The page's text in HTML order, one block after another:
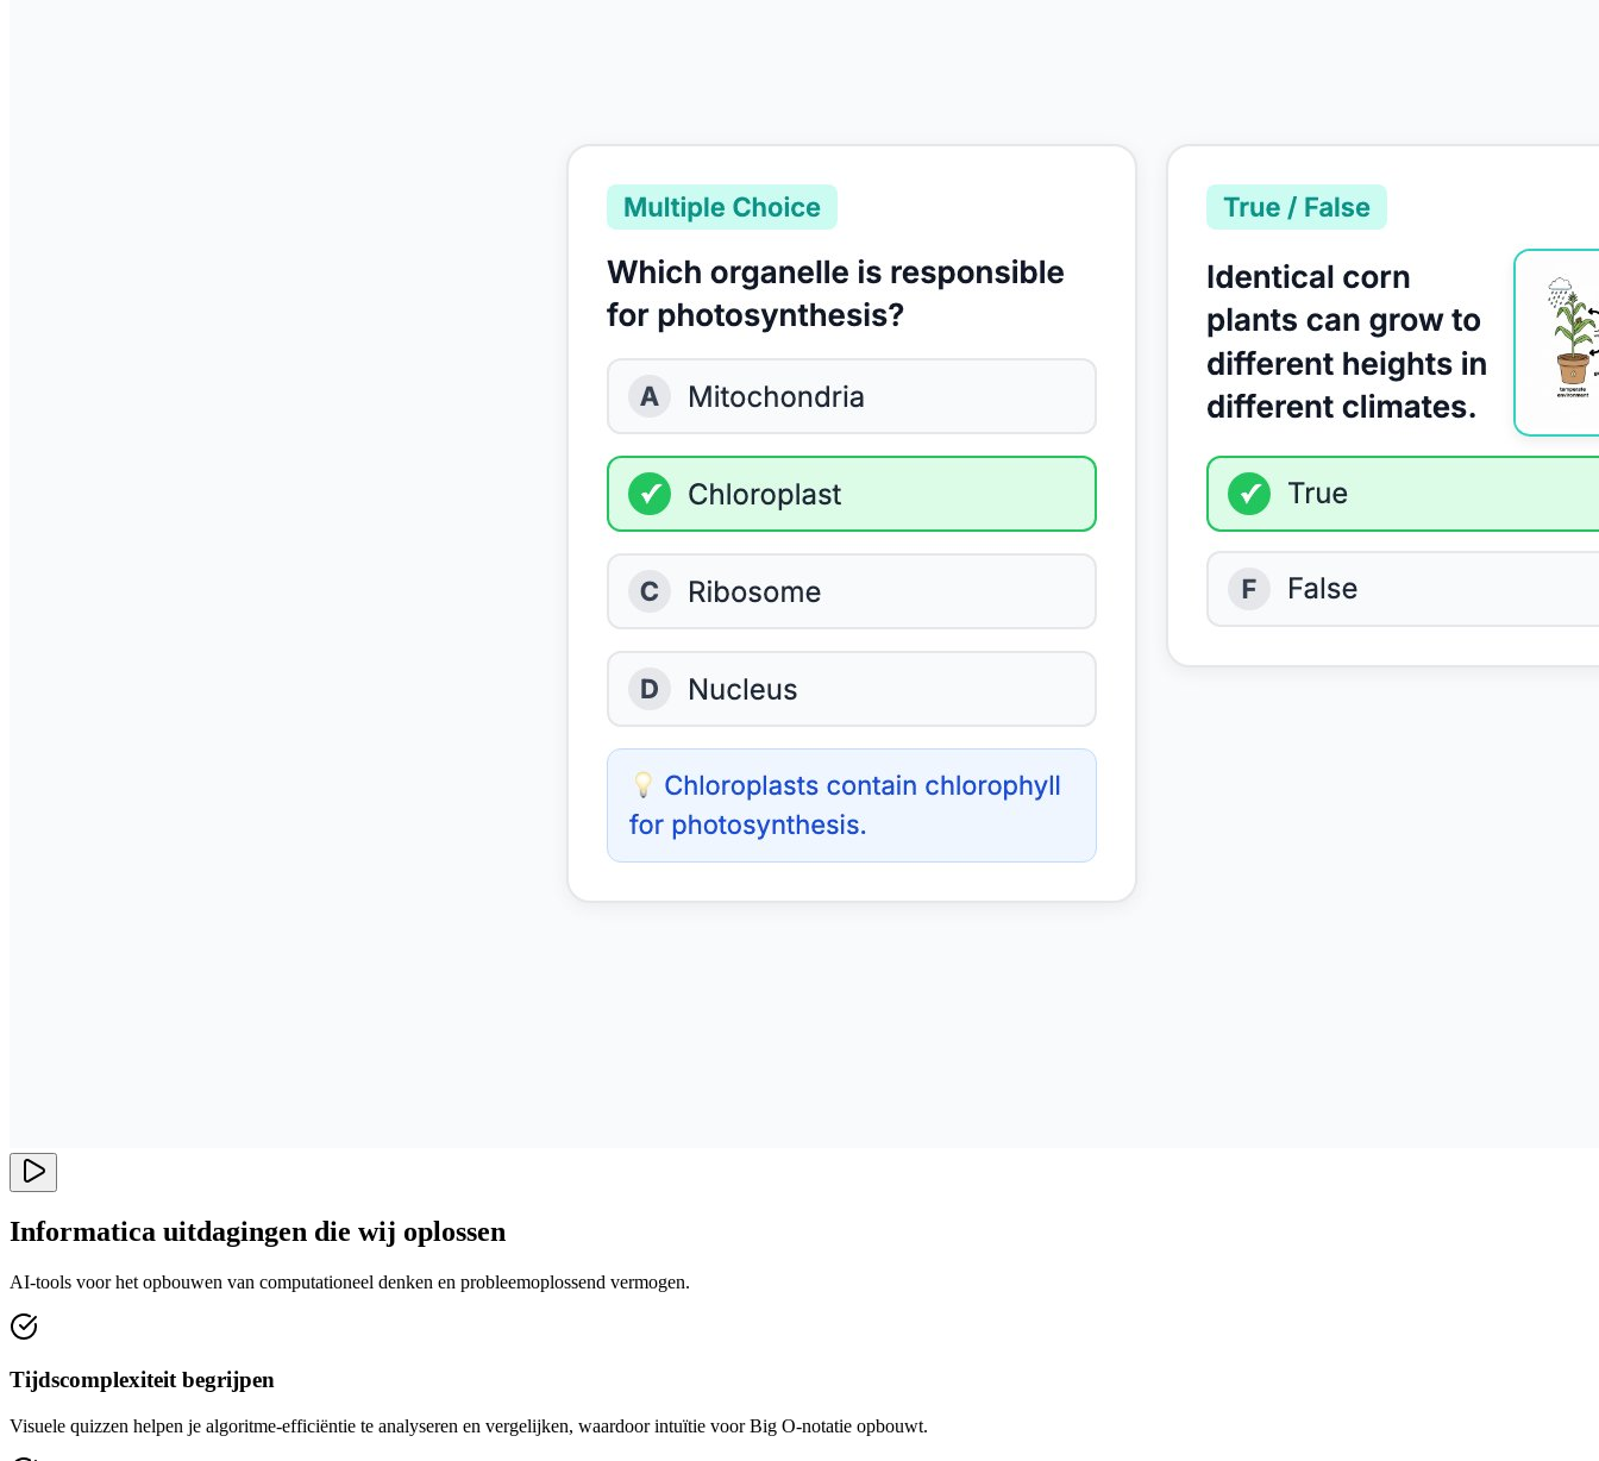
Informatica uitdagingen die wij oplossen
AI-tools voor het opbouwen van computationeel denken en probleemoplossend vermogen.
Tijdscomplexiteit begrijpen
Visuele quizzen helpen je algoritme-efficiëntie te analyseren en vergelijken, waardoor intuïtie voor Big O-notatie opbouwt.